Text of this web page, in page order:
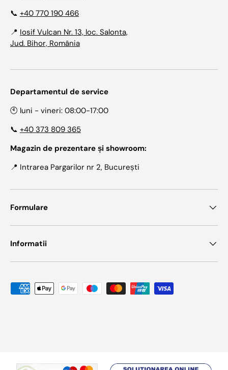
📞 +40 770 190 466
📍 Iosif Vulcan Nr. 13, loc. Salonta,
Jud. Bihor, România
Departamentul de service
🕙 luni - vineri: 08:00-17:00
📞 +40 373 809 365
Magazin de prezentare și showroom:
📍 Intrarea Pargarilor nr 2, București
Formulare
Informatii
Metode de plata acceptate